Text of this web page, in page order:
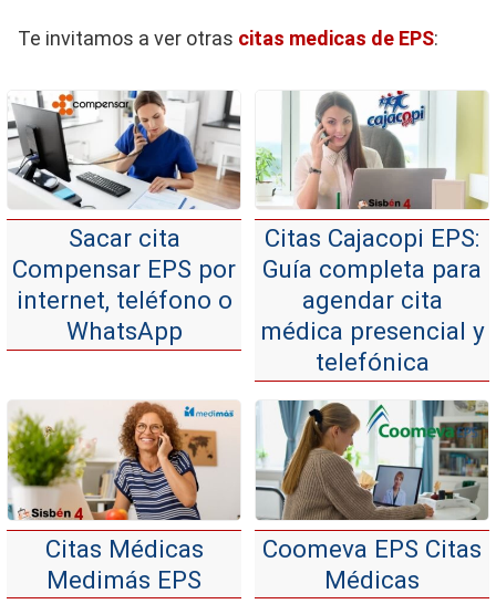
Te invitamos a ver otras citas medicas de EPS:
Sacar cita
Compensar EPS por
internet, teléfono o
WhatsApp
Citas Cajacopi EPS:
Guía completa para
agendar cita
médica presencial y
telefónica
Citas Médicas
Medimás EPS
Coomeva EPS Citas
Médicas